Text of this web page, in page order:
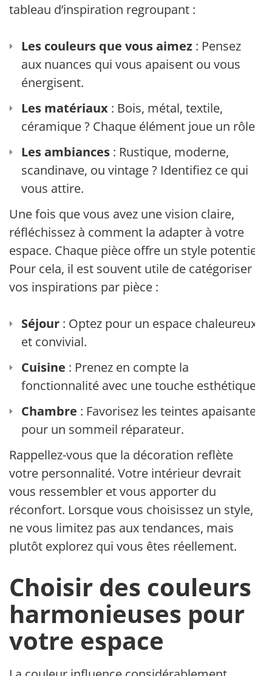
tableau d’inspiration regroupant :
Les couleurs que vous aimez : Pensez
aux nuances qui vous apaisent ou vous
énergisent.
Les matériaux : Bois, métal, textile,
céramique ? Chaque élément joue un rôle.
Les ambiances : Rustique, moderne,
scandinave, ou vintage ? Identifiez ce qui
vous attire.
Une fois que vous avez une vision claire,
réfléchissez à comment la adapter à votre
espace. Chaque pièce offre un style potentiel.
Pour cela, il est souvent utile de catégoriser
vos inspirations par pièce :
Séjour : Optez pour un espace chaleureux
et convivial.
Cuisine : Prenez en compte la
fonctionnalité avec une touche esthétique.
Chambre : Favorisez les teintes apaisantes
pour un sommeil réparateur.
Rappellez-vous que la décoration reflète
votre personnalité. Votre intérieur devrait
vous ressembler et vous apporter du
réconfort. Lorsque vous choisissez un style,
ne vous limitez pas aux tendances, mais
plutôt explorez qui vous êtes réellement.
Choisir des couleurs
harmonieuses pour
votre espace